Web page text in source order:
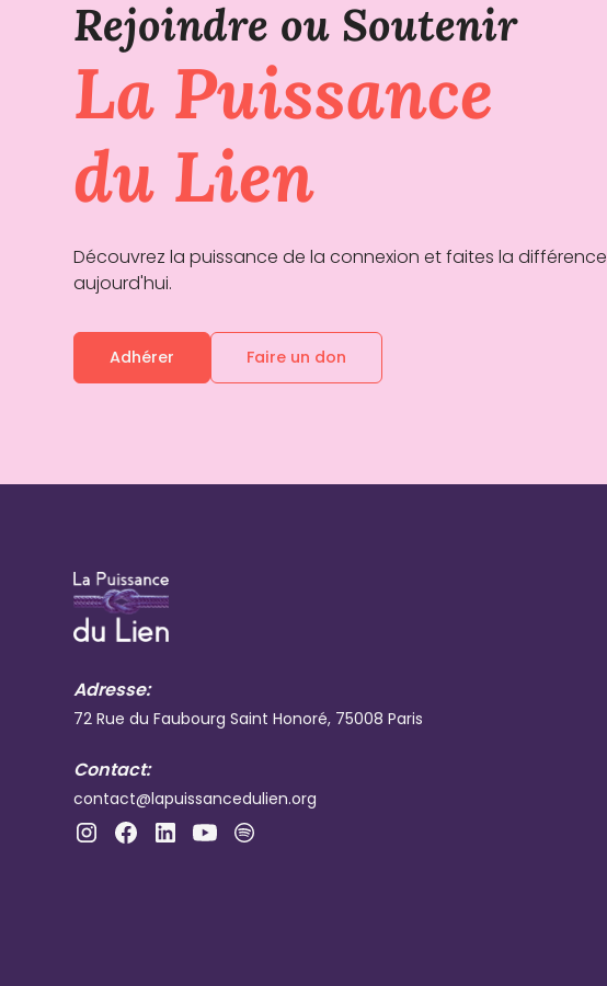
Rejoindre ou Soutenir
La Puissance
du Lien
Découvrez la puissance de la connexion et faites la différence
aujourd'hui.
Adhérer Faire un don
Adresse:
72 Rue du Faubourg Saint Honoré, 75008 Paris
Contact:
contact@lapuissancedulien.org